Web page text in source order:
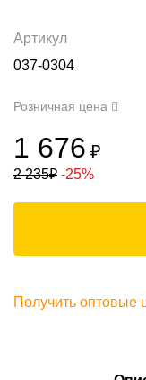
Артикул
037-0304
Розничная цена
1 676 ₽
2 235₽ -25%
Получить оптовые